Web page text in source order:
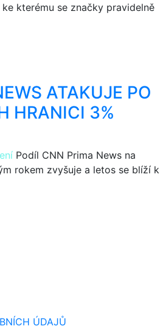
kterému se značky pravidelně
ATAKUJE PO
HRANICI 3%
Podíl CNN Prima News na
rokem zvyšuje a letos se blíží k
ÚDAJŮ